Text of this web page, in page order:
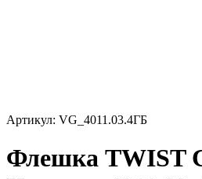
Артикул: VG_4011.03.4ГБ
Флешка TWIST